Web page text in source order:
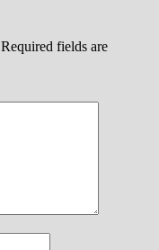
Required fields are